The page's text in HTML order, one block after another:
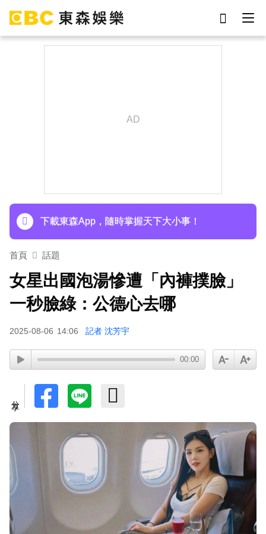
咽憶亡母吐心聲
下載東森App，隨時掌握天下大小事！
王彩樺現身味全龍開球！鬆口「最後一次調整」哽
首頁 話題
女星出國泡湯慘遭「內褲撲臉」
一秒臉綠：公德心去哪
2025-08-06 14:06 記者 沈芳宇
00:00